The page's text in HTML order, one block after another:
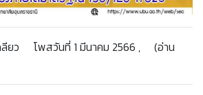
ยว โพสวันที่ 1 มีนาคม 2566 , (อ่าน